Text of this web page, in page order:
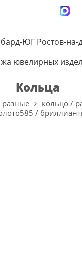
Кольца
разные
кольцо /
/